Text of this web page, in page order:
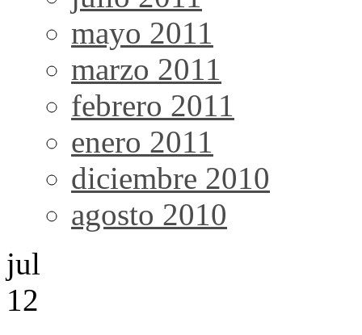
mayo 2011
marzo 2011
febrero 2011
enero 2011
diciembre 2010
agosto 2010
jul
12